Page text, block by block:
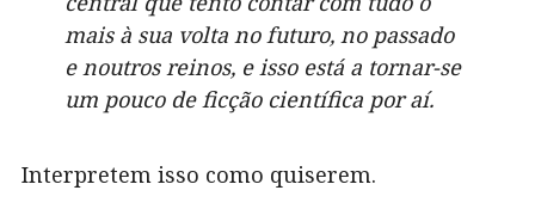
mais à sua volta no futuro, no passado
e noutros reinos, e isso está a tornar-se
um pouco de ficção científica por aí.
Interpretem isso como quiserem.